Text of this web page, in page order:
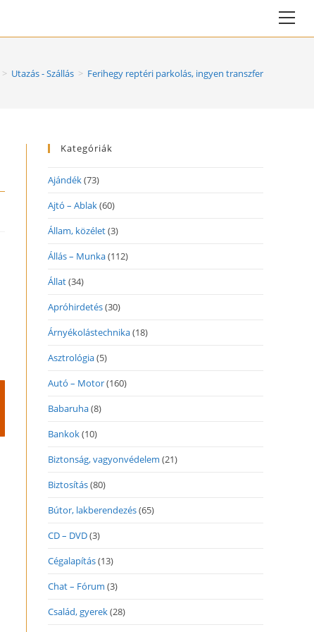
> Utazás - Szállás > Ferihegy reptéri parkolás, ingyen transzfer
Kategóriák
Ajándék(73)
Ajtó – Ablak(60)
Állam, közélet(3)
Állás – Munka(112)
Állat(34)
Apróhirdetés(30)
Árnyékolástechnika(18)
Asztrológia(5)
Autó – Motor(160)
Babaruha(8)
Bankok(10)
Biztonság, vagyonvédelem (21)
Biztosítás(80)
Bútor, lakberendezés(65)
CD – DVD(3)
Cégalapítás(13)
Chat – Fórum (3)
Család, gyerek(28)